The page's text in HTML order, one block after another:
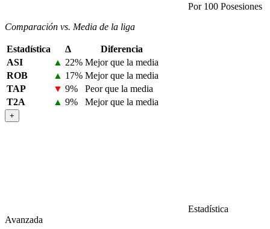
Por 100 Posesiones
Comparación vs. Media de la liga
Estadística Δ
Diferencia
ASI
▲ 22% Mejor que la media
ROB
▲ 17% Mejor que la media
TAP
▼ 9%
Peor que la media
T2A
▲ 9% Mejor que la media
+
Estadística
Avanzada